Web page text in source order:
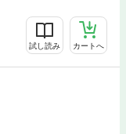
試し読み カートへ